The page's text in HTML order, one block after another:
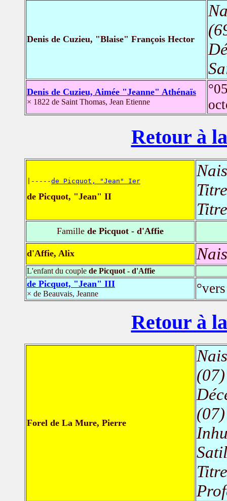
Denis de Cuzieu, "Blaise" François Hector
Denis de Cuzieu, Aimée "Jeanne" Athénaïs
× 1822 de Saint Thomas, Jean Etienne
Retour à
|-----de Picquot, "Jean" Ier
de Picquot, "Jean" II
Famille de Picquot - d'Affie
d'Affie, Alix
L'enfant du couple de Picquot - d'Affie
de Picquot, "Jean" III
× de Beauvais, Jeanne
Retour à
Forel de La Mure, Pierre
(07)
(07)